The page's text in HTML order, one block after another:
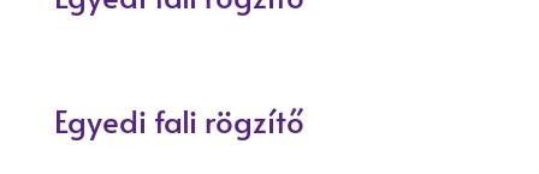
Egyedi fali rögzítő